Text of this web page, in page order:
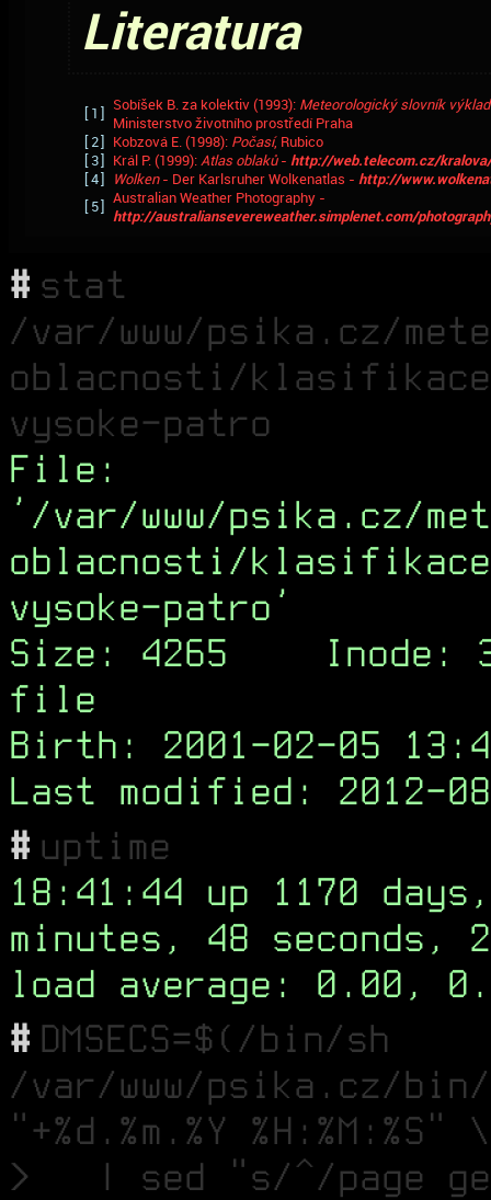
Literatura
[1]
Sobíšek B. za kolektiv (1993): Meteorologický slovník
Ministerstvo životního prostředí Praha
[2]
Kobzová E. (1998): Počasí, Rubico
[3]
Král P. (1999): Atlas oblaků- http://web.telecom.cz/
[4]
Wolken- Der Karlsruher Wolkenatlas - http://
[5]
Australian Weather Photography -
http://australiansevereweather.simplenet.com/
# stat
/var/www/psika.cz/
oblacnosti/
vysoke-patro
File:
'/var/www/psika.cz/
oblacnosti/
vysoke-patro'
Size: 4265
Inode:
file
Birth: 2001-02-05
Last modified: 2012-
# uptime
18:41:44 up 1170
minutes, 48 seconds,
load average: 0.00,
# DMSECS=$(/bin/sh
/var/www/psika.cz/
"+%d.%m.%Y %H:%M:%S" \
> | sed "s/^/page